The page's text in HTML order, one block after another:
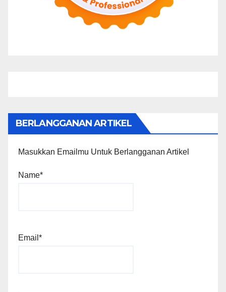
BERLANGGANAN ARTIKEL
Masukkan Emailmu Untuk Berlangganan Artikel
Name*
Email*